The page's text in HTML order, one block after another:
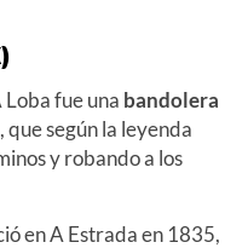
fue una bandolera
, que según la leyenda
y robando a los
en A Estrada en 1835,